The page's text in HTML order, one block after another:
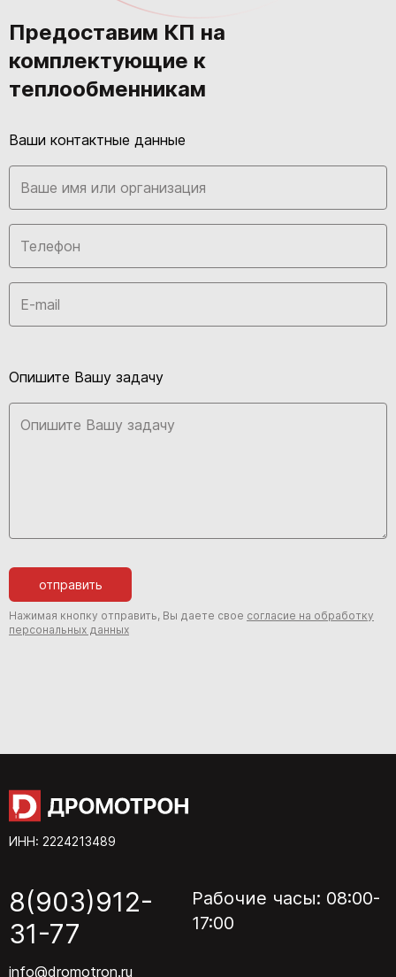
Предоставим КП на
комплектующие к
теплообменникам
Ваши контактные данные
Опишите Вашу задачу
отправить
Нажимая кнопку отправить, Вы даете свое согласие на обработку
персональных данных
ИНН: 2224213489
8(903)912-
31-77
info@dromotron.ru
Рабочие часы: 08:00-
17:00